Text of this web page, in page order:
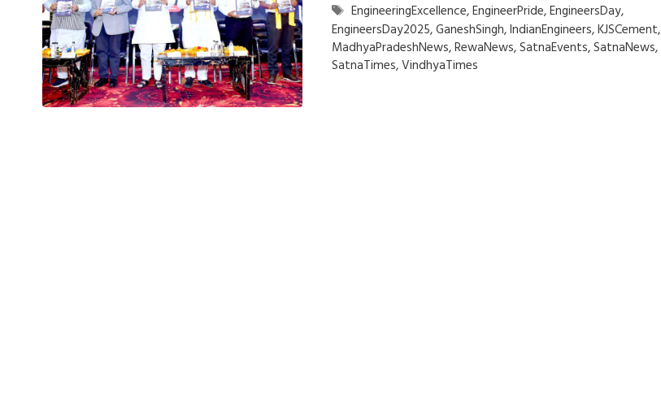
Tags
EngineeringExcellence,EngineerPride,EngineersDay,
EngineersDay2025,GaneshSingh,IndianEngineers,KJSCement,
MadhyaPradeshNews,RewaNews,SatnaEvents,SatnaNews,
SatnaTimes,VindhyaTimes